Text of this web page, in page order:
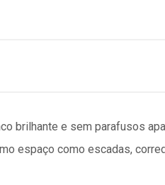
brilhante e sem parafusos
espaço como escadas,